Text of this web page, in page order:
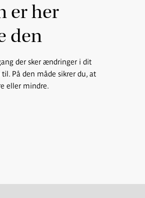
er her
den
der sker ændringer i dit
På den måde sikrer du, at
eller mindre.